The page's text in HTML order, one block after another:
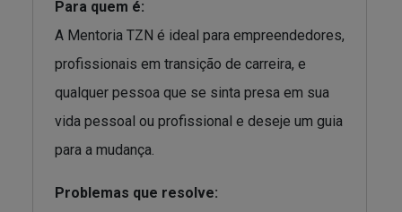
Para quem é:
A Mentoria TZN é ideal para empreendedores,
profissionais em transição de carreira, e
qualquer pessoa que se sinta presa em sua
vida pessoal ou profissional e deseje um guia
para a mudança.
Problemas que resolve: